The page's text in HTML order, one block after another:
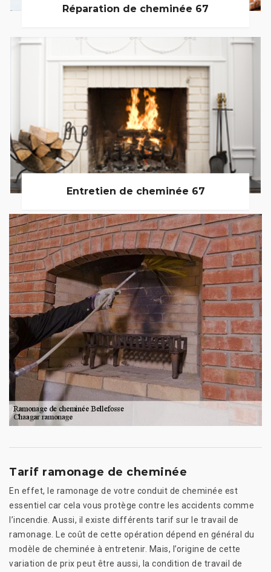
Réparation de cheminée 67
Entretien de cheminée 67
Tarif ramonage de cheminée
En effet, le ramonage de votre conduit de cheminée est
essentiel car cela vous protège contre les accidents comme
l’incendie. Aussi, il existe différents tarif sur le travail de
ramonage. Le coût de cette opération dépend en général du
modèle de cheminée à entretenir. Mais, l’origine de cette
variation de prix peut être aussi, la condition de travail de